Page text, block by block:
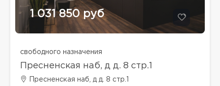
1 031 850 руб
свободного назначения
Пресненская наб, д д. 8 стр.1
Пресненская наб, д д. 8 стр.1